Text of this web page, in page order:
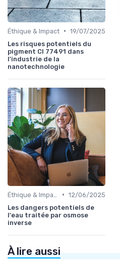
Éthique & Impact • 19/07/2025
Les risques potentiels du
pigment CI 77491 dans
l'industrie de la
nanotechnologie
• 12/06/2025
Les dangers potentiels de
l'eau traitée par osmose
inverse
À lire aussi